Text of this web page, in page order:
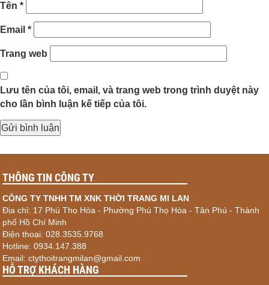
Tên *
Email *
Trang web
Lưu tên của tôi, email, và trang web trong trình duyệt này
cho lần bình luận kế tiếp của tôi.
THÔNG TIN CÔNG TY
CÔNG TY TNHH TM XNK THỜI TRANG MI LAN
Địa chỉ: 17 Phú Thọ Hòa - Phường Phú Thọ Hòa - Tân Phú - Thành
phố Hồ Chí Minh
Điện thoại: 028.3535.9768
Hotline: 0934.147.388
Email: ctythoitrangmilan@gmail.com
HỖ TRỢ KHÁCH HÀNG